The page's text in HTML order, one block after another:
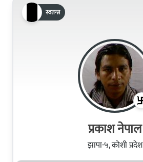
स्वतन्त्र
प्रकाश नेपाल
झापा-५, कोशी प्रदेश